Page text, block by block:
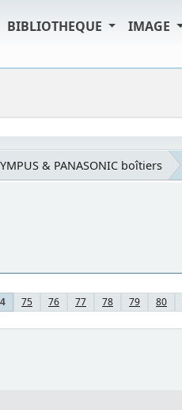
BIBLIOTHEQUE IMAGE
& PANASONIC boîtiers
75 76 77 78 79 80